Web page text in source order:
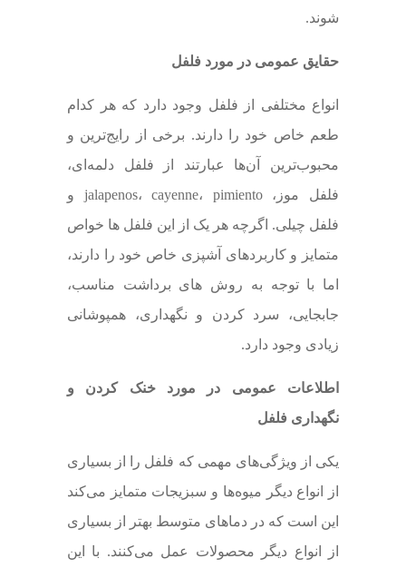
شوند.
حقایق عمومی در مورد فلفل
انواع مختلفی از فلفل وجود دارد که هر کدام
طعم خاص خود را دارند. برخی از رایج‌ترین و
محبوب‌ترین آن‌ها عبارتند از فلفل دلمه‌ای،
فلفل موز، jalapenos، cayenne، pimiento و
فلفل چیلی. اگرچه هر یک از این فلفل ها خواص
متمایز و کاربردهای آشپزی خاص خود را دارند،
اما با توجه به روش های برداشت مناسب،
جابجایی، سرد کردن و نگهداری، همپوشانی
زیادی وجود دارد.
اطلاعات عمومی در مورد خنک کردن و
نگهداری فلفل
یکی از ویژگی‌های مهمی که فلفل را از بسیاری
از انواع دیگر میوه‌ها و سبزیجات متمایز می‌کند
این است که در دماهای متوسط بهتر از بسیاری
از انواع دیگر محصولات عمل می‌کنند. با این